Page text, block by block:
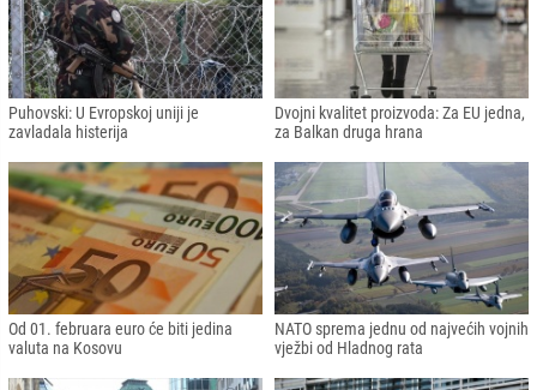
Puhovski: U Evropskoj uniji je
zavladala histerija
Dvojni kvalitet proizvoda: Za EU jedna,
za Balkan druga hrana
Od 01. februara euro će biti jedina
valuta na Kosovu
NATO sprema jednu od najvećih vojnih
vježbi od Hladnog rata